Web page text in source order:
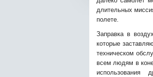
длительных
полете.
Заправка в
которые
техническом
всем людям в
использования